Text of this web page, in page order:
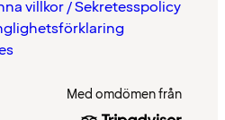
villkor / Sekretesspolicy
Med omdömen från